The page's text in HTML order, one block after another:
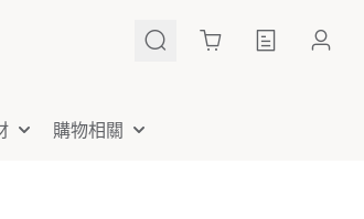
Cart
購物相關